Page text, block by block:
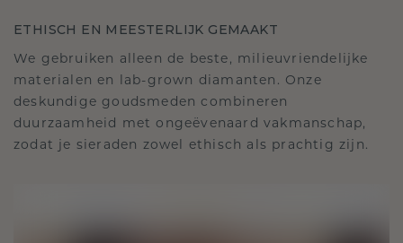
ETHISCH EN MEESTERLIJK GEMAAKT
We gebruiken alleen de beste, milieuvriendelijke
materialen en lab-grown diamanten. Onze
deskundige goudsmeden combineren
duurzaamheid met ongeëvenaard vakmanschap,
zodat je sieraden zowel ethisch als prachtig zijn.